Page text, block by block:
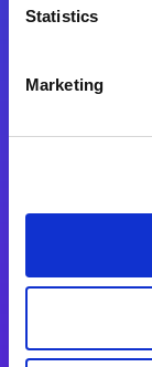
Statistics
Marketing